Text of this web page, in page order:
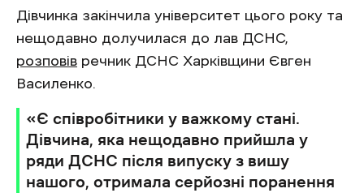
Дівчинка закінчила університет цього року та
нещодавно долучилася до лав ДСНС,
розповів речник ДСНС Харківщини Євген
Василенко.
«Є співробітники у важкому стані.
Дівчина, яка нещодавно прийшла у
ряди ДСНС після випуску з вишу
нашого, отримала серйозні поранення